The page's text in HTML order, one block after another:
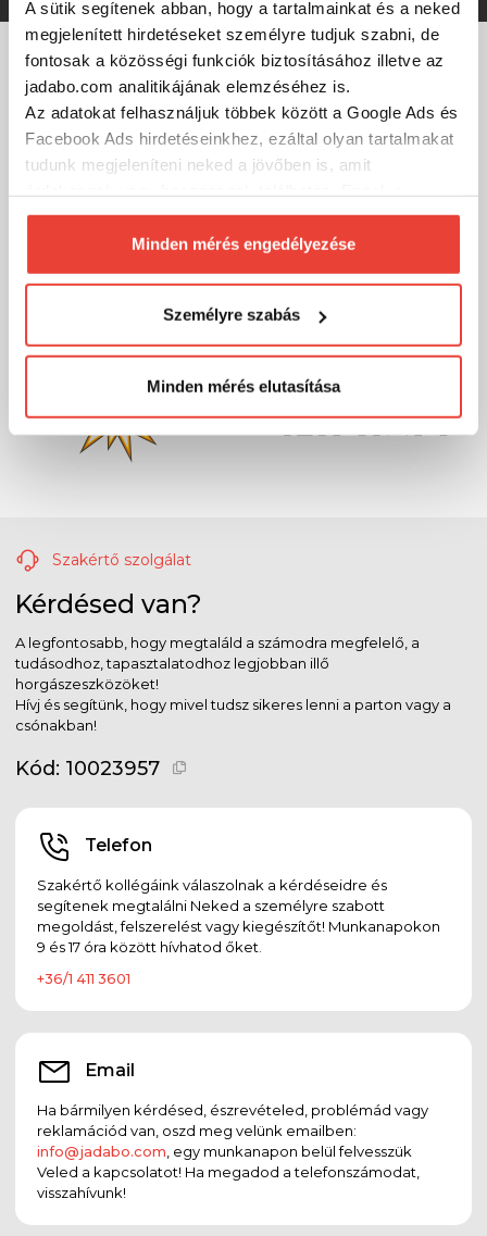
A sütik segítenek abban, hogy a tartalmainkat és a neked
megjelenített hirdetéseket személyre tudjuk szabni, de
fontosak a közösségi funkciók biztosításához illetve az
jadabo.com analitikájának elemzéséhez is.
Az adatokat felhasználjuk többek között a Google Ads és
Facebook Ads hirdetéseinkhez, ezáltal olyan tartalmakat
tudunk megjeleníteni neked a jövőben is, amit
biztosításához arra kérünk, hogy engedd meg
számunkra minden mérés használatát.
Természetesensoha semmilyen formában nem fogunk
megváltoztathatod a döntésed ezzel kapcsolatban.
Előre is köszönjük!
Minden mérés engedélyezése
Személyre szabás
Minden mérés elutasítása
MÁRKÁINK
Szakértő szolgálat
Kérdésed van?
A legfontosabb, hogy megtaláld a számodra megfelelő, a
tudásodhoz, tapasztalatodhoz legjobban illő
horgászeszközöket!
Hívj és segítünk, hogy mivel tudsz sikeres lenni a parton vagy a
csónakban!
Kód: 10023957
Telefon
Szakértő kollégáink válaszolnak a kérdéseidre és
segítenek megtalálni Neked a személyre szabott
megoldást, felszerelést vagy kiegészítőt! Munkanapokon
9 és 17 óra között hívhatod őket.
+36/1 411 3601
Email
Ha bármilyen kérdésed, észrevételed, problémád vagy
reklamációd van, oszd meg velünk emailben:
info@jadabo.com , egy munkanapon belül felvesszük
Veled a kapcsolatot! Ha megadod a telefonszámodat,
visszahívunk!